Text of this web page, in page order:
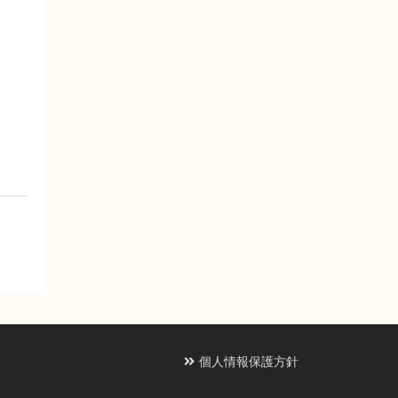
個人情報保護方針